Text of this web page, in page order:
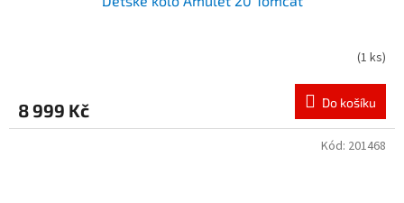
(1 ks)
8 999 Kč Do košíku
Kód: 201468